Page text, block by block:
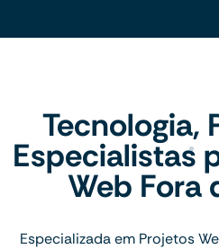
Tecnologia,
Especialistas
Web Fora
Especializada em Projetos